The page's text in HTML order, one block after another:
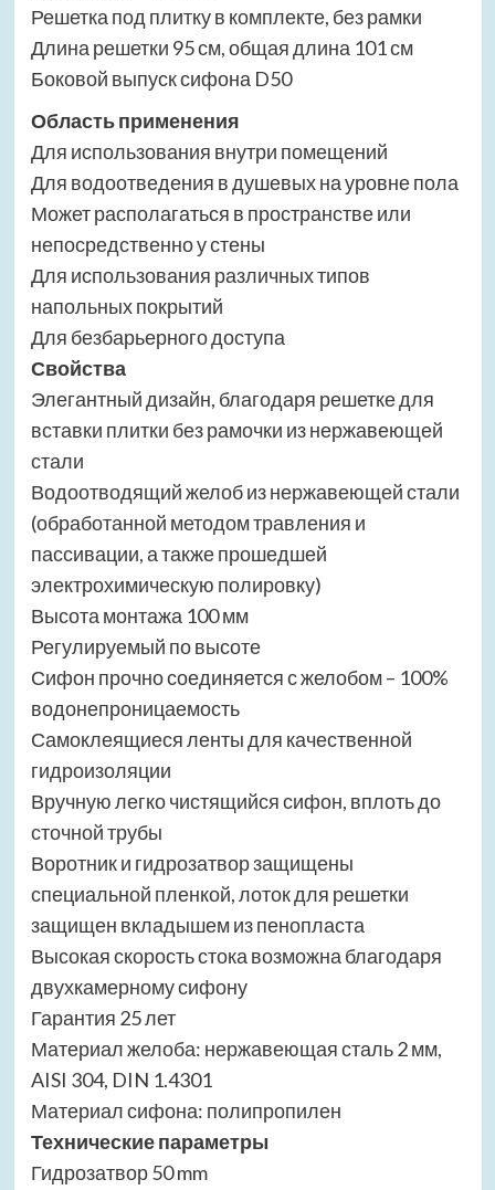
Решетка под плитку в комплекте, без рамки
Длина решетки 95 см, общая длина 101 см
Боковой выпуск сифона D50
Область применения
Для использования внутри помещений
Для водоотведения в душевых на уровне пола
Может располагаться в пространстве или
непосредственно у стены
Для использования различных типов
напольных покрытий
Для безбарьерного доступа
Свойства
Элегантный дизайн, благодаря решетке для
вставки плитки без рамочки из нержавеющей
стали
Водоотводящий желоб из нержавеющей стали
(обработанной методом травления и
пассивации, а также прошедшей
электрохимическую полировку)
Высота монтажа 100 мм
Регулируемый по высоте
Сифон прочно соединяется с желобом – 100%
водонепроницаемость
Самоклеящиеся ленты для качественной
гидроизоляции
Вручную легко чистящийся сифон, вплоть до
сточной трубы
Воротник и гидрозатвор защищены
специальной пленкой, лоток для решетки
защищен вкладышем из пенопласта
Высокая скорость стока возможна благодаря
двухкамерному сифону
Гарантия 25 лет
Материал желоба: нержавеющая сталь 2 мм,
AISI 304, DIN 1.4301
Материал сифона: полипропилен
Технические параметры
Гидрозатвор 50 mm